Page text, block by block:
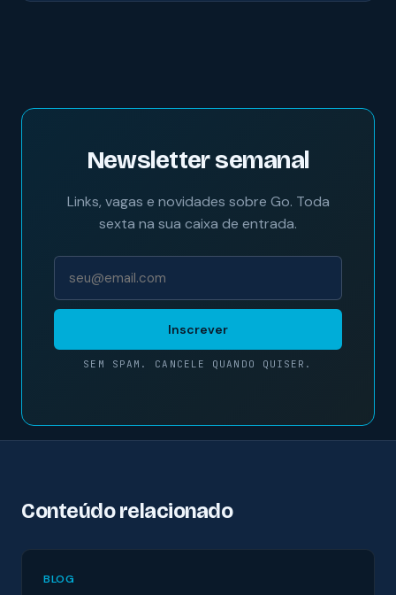
Newsletter semanal
Links, vagas e novidades sobre Go. Toda
sexta na sua caixa de entrada.
Inscrever
SEM SPAM. CANCELE QUANDO QUISER.
Conteúdo relacionado
BLOG